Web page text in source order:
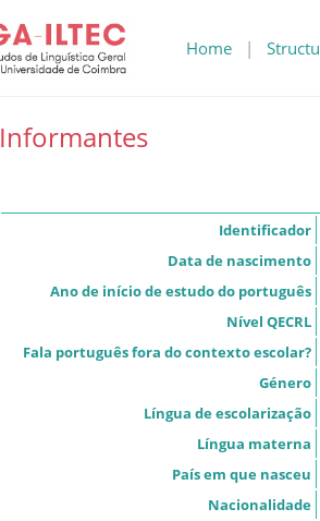
Home |
Informantes
Identificador
Data de nascimento
Ano de início de estudo do português
Nível QECRL
Fala português fora do contexto escolar?
Género
Língua de escolarização
Língua materna
País em que nasceu
Nacionalidade